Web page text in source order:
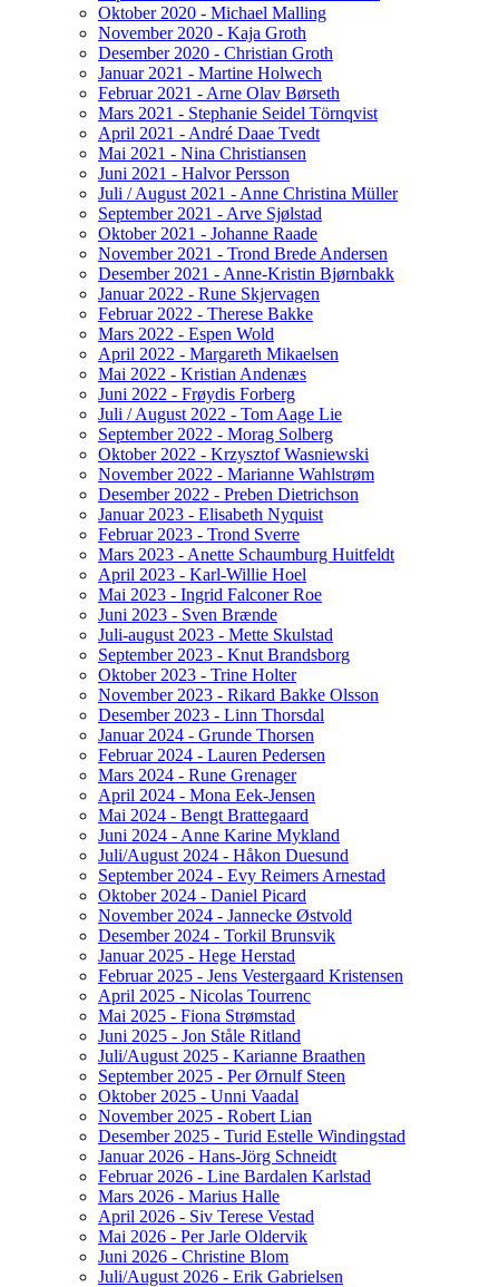
Oktober 2020 - Michael Malling
November 2020 - Kaja Groth
Desember 2020 - Christian Groth
Januar 2021 - Martine Holwech
Februar 2021 - Arne Olav Børseth
Mars 2021 - Stephanie Seidel Törnqvist
April 2021 - André Daae Tvedt
Mai 2021 - Nina Christiansen
Juni 2021 - Halvor Persson
Juli / August 2021 - Anne Christina Müller
September 2021 - Arve Sjølstad
Oktober 2021 - Johanne Raade
November 2021 - Trond Brede Andersen
Desember 2021 - Anne-Kristin Bjørnbakk
Januar 2022 - Rune Skjervagen
Februar 2022 - Therese Bakke
Mars 2022 - Espen Wold
April 2022 - Margareth Mikaelsen
Mai 2022 - Kristian Andenæs
Juni 2022 - Frøydis Forberg
Juli / August 2022 - Tom Aage Lie
September 2022 - Morag Solberg
Oktober 2022 - Krzysztof Wasniewski
November 2022 - Marianne Wahlstrøm
Desember 2022 - Preben Dietrichson
Januar 2023 - Elisabeth Nyquist
Februar 2023 - Trond Sverre
Mars 2023 - Anette Schaumburg Huitfeldt
April 2023 - Karl-Willie Hoel
Mai 2023 - Ingrid Falconer Roe
Juni 2023 - Sven Brænde
Juli-august 2023 - Mette Skulstad
September 2023 - Knut Brandsborg
Oktober 2023 - Trine Holter
November 2023 - Rikard Bakke Olsson
Desember 2023 - Linn Thorsdal
Januar 2024 - Grunde Thorsen
Februar 2024 - Lauren Pedersen
Mars 2024 - Rune Grenager
April 2024 - Mona Eek-Jensen
Mai 2024 - Bengt Brattegaard
Juni 2024 - Anne Karine Mykland
Juli/August 2024 - Håkon Duesund
September 2024 - Evy Reimers Arnestad
Oktober 2024 - Daniel Picard
November 2024 - Jannecke Østvold
Desember 2024 - Torkil Brunsvik
Januar 2025 - Hege Herstad
Februar 2025 - Jens Vestergaard Kristensen
April 2025 - Nicolas Tourrenc
Mai 2025 - Fiona Strømstad
Juni 2025 - Jon Ståle Ritland
Juli/August 2025 - Karianne Braathen
September 2025 - Per Ørnulf Steen
Oktober 2025 - Unni Vaadal
November 2025 - Robert Lian
Desember 2025 - Turid Estelle Windingstad
Januar 2026 - Hans-Jörg Schneidt
Februar 2026 - Line Bardalen Karlstad
Mars 2026 - Marius Halle
April 2026 - Siv Terese Vestad
Mai 2026 - Per Jarle Oldervik
Juni 2026 - Christine Blom
Juli/August 2026 - Erik Gabrielsen